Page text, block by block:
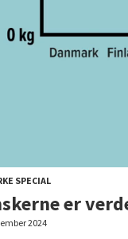
SPECIAL
er
2024